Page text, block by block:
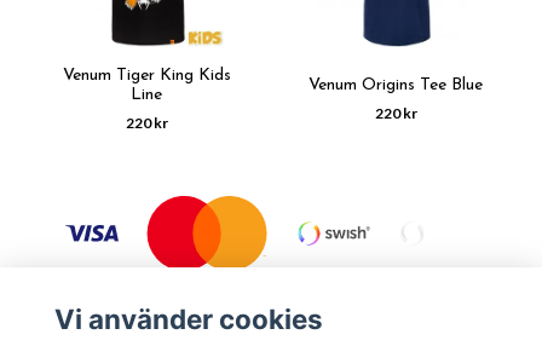
Venum Tiger King Kids
Line
220 kr
Venum Origins Tee Blue
220 kr
Vi använder cookies